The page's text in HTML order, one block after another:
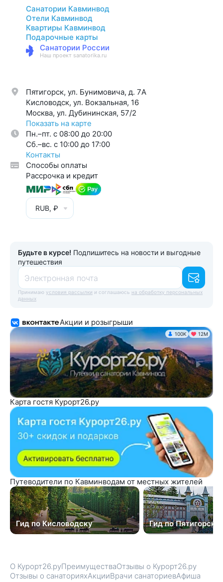
Санатории Кавминвод
Отели Кавминвод
Квартиры Кавминвод
Подарочные карты
Санатории России
Наш проект sanatorika.ru
Пятигорск, ул. Бунимовича, д. 7A
Кисловодск, ул. Вокзальная, 16
Москва, ул. Дубининская, 57/2
Показать на карте
Пн.–пт. с 08:00 до 20:00
Cб.–вс. с 10:00 до 17:00
Контакты
Способы оплаты
Рассрочка и кредит
RUB, ₽
Будьте в курсе! Подпишитесь на новости и выгодные
путешествия
Электронная почта
Принимаю условия рассылки и соглашаюсь на обработку персональных
данных
Акции и розыгрыши
100K 12М
Карта гостя Курорт26.ру
Путеводители по Кавминводам от местных жителей
Гид по Кисловодску Гид по Пятигорску
О Курорт26.руПреимуществаОтзывы о Курорт26.ру
Отзывы о санаторияхАкцииВрачи санаториевАфиша